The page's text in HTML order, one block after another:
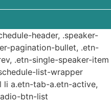
header, .speaker-
pagination-bullet, .etn-
.etn-single-speaker-item
list-wrapper
li a.etn-tab-a.etn-active,
btn-list